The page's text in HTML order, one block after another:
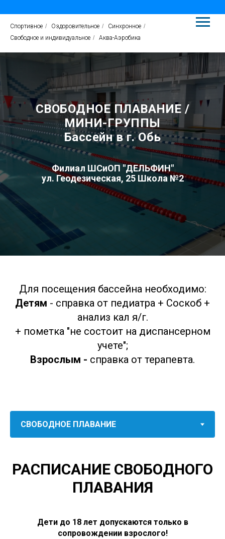
Спортивное / Оздоровительное / Синхронное /
Свободное и индивидуальное / Аква-Аэробика
СВОБОДНОЕ ПЛАВАНИЕ /
МИНИ-ГРУППЫ
Бассейн в г. Обь
Филиал ШСиОП "ДЕЛЬФИН"
ул. Геодезическая, 25 Школа №2
Для посещения бассейна необходимо:
Детям - справка от педиатра + Соскоб +
анализ кал я/г.
+ пометка "не состоит на диспансерном
учете";
Взрослым - справка от терапевта.
РАСПИСАНИЕ СВОБОДНОГО
ПЛАВАНИЯ
Дети до 18 лет допускаются только в
сопровождении взрослого!